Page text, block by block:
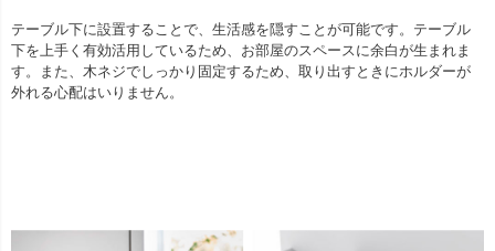
テーブル下に設置することで、生活感を隠すことが可能です。テーブル
下を上手く有効活用しているため、お部屋のスペースに余白が生まれま
す。また、木ネジでしっかり固定するため、取り出すときにホルダーが
外れる心配はいりません。